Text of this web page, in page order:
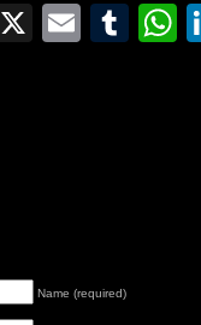
Facebook
X Email
Name (required)